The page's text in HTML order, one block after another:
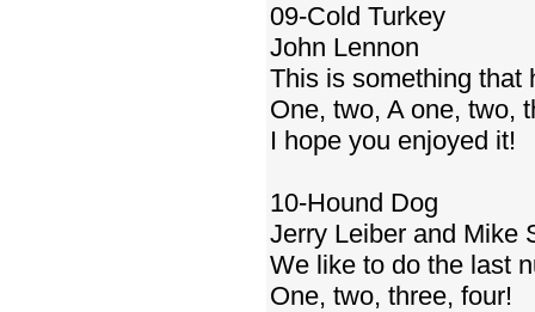
09-Cold Turkey
John Lennon
This is something that
One, two, A one, two,
I hope you enjoyed it!
10-Hound Dog
Jerry Leiber and Mike
We like to do the last
One, two, three, four!